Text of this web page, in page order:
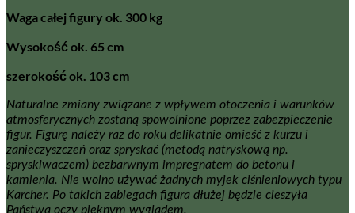
Waga całej figury ok. 300 kg
Wysokość ok. 65 cm
szerokość ok. 103 cm
Naturalne zmiany związane z wpływem otoczenia i warunków
atmosferycznych zostaną spowolnione poprzez zabezpieczenie
figur. Figurę należy raz do roku delikatnie omieść z kurzu i
zanieczyszczeń oraz spryskać (metodą natryskową np.
spryskiwaczem) bezbarwnym impregnatem do betonu i
kamienia. Nie wolno używać żadnych myjek ciśnieniowych typu
Karcher. Po takich zabiegach figura dłużej będzie cieszyła
Państwa oczy pięknym wyglądem.